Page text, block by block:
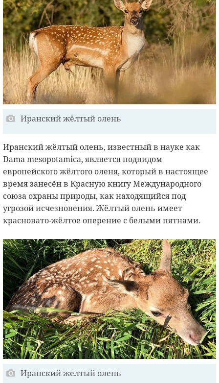
Иранский жёлтый олень
Иранский жёлтый олень, известный в науке как
Dama mesopotamica, является подвидом
европейского жёлтого оленя, который в настоящее
время занесён в Красную книгу Международного
союза охраны природы, как находящийся под
угрозой исчезновения. Жёлтый олень имеет
красновато-жёлтое оперение с белыми пятнами.
Иранский желтый олень